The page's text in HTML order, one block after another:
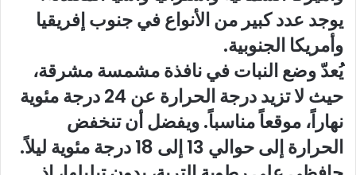
يوجد عدد كبير من الأنواع في جنوب إفريقيا
وأمريكا الجنوبية.
يُعدّ وضع النبات في نافذة مشمسة مشرقة،
حيث لا تزيد درجة الحرارة عن 24 درجة مئوية
نهاراً، موقعاً مناسباً. ويفضل أن تنخفض
الحرارة إلى حوالي 13 إلى 18 درجة مئوية ليلاً.